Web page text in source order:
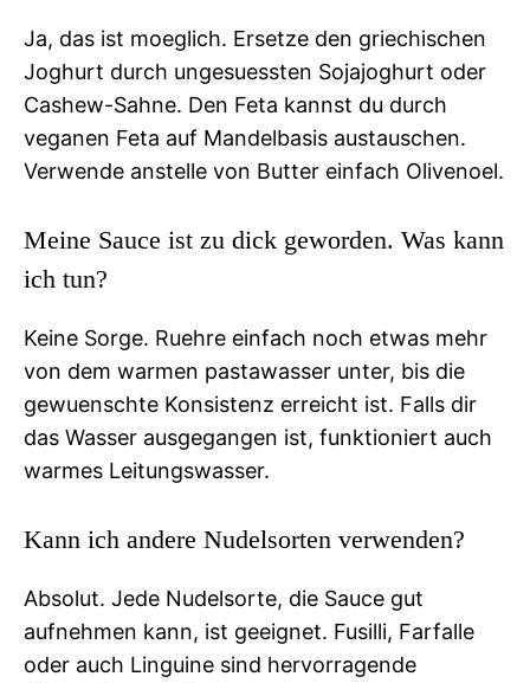
Ja, das ist moeglich. Ersetze den griechischen
Joghurt durch ungesuessten Sojajoghurt oder
Cashew-Sahne. Den Feta kannst du durch
veganen Feta auf Mandelbasis austauschen.
Verwende anstelle von Butter einfach Olivenoel.
Meine Sauce ist zu dick geworden. Was kann
ich tun?
Keine Sorge. Ruehre einfach noch etwas mehr
von dem warmen pastawasser unter, bis die
gewuenschte Konsistenz erreicht ist. Falls dir
das Wasser ausgegangen ist, funktioniert auch
warmes Leitungswasser.
Kann ich andere Nudelsorten verwenden?
Absolut. Jede Nudelsorte, die Sauce gut
aufnehmen kann, ist geeignet. Fusilli, Farfalle
oder auch Linguine sind hervorragende